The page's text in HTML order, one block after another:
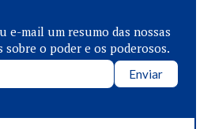
e-mail um resumo das nossas
sobre o poder e os poderosos.
Enviar